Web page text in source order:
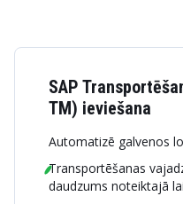
SAP
TM) ieviešana
Automatizē galvenos
Transportēšanas
daudzums noteiktajā